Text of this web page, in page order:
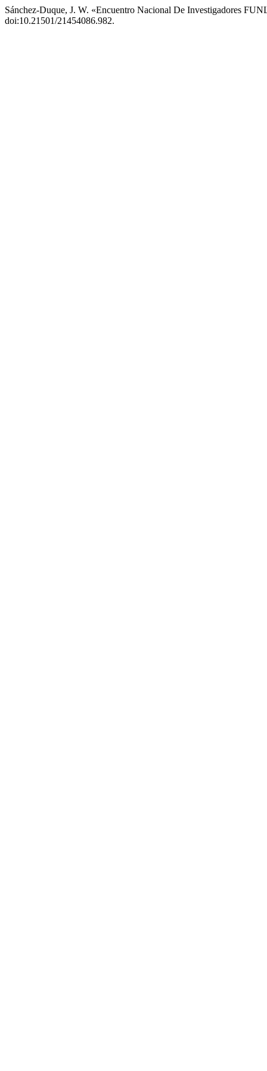
Sánchez-Duque, J. W. «Encuentro Nacional De Investigadores
doi:10.21501/21454086.982.